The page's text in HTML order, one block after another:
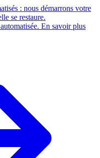
: nous démarrons votre
se restaure.
En savoir plus